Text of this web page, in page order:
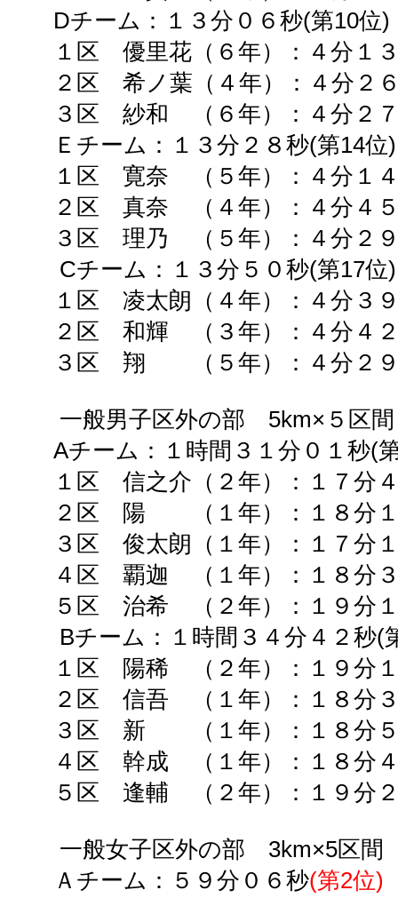
Dチーム：
１３分０６秒(第10位)
１区 優里花（６年）：４分１
２区 希ノ葉（４年）：４分２
３区 紗和 （６年）：４分２
Ｅチーム：１３分２８秒(第14位)
１区 寛奈 （５年）：４分１
２区 真奈 （４年）：４分４
３区 理乃 （５年）：４分２
Cチーム：
１３分５０秒(第17位)
１区 凌太朗（４年）：４分３
２区 和輝 （３年）：４分４
３区 翔 （５年）：４分２９
一般男子区外の部 5km×５区間
Aチーム：
１時間３１分０１秒(
１区 信之介（２年）：１７分
２区 陽 （１年）：１８分
３区 俊太朗（１年）：１７分
４区 覇迦 （１年）：１８分
５区 治希 （２年）：１９分
Bチーム：
１時間３４分４２秒(
１区 陽稀 （２年）：１９分
２区 信吾 （１年）：１８分
３区 新 （１年）：１８分
４区 幹成 （１年）：１８分
５区 逢輔 （２年）：１９分
一般女子区外の部 3km×5区間
Ａチーム：５９分０６秒(第2位)